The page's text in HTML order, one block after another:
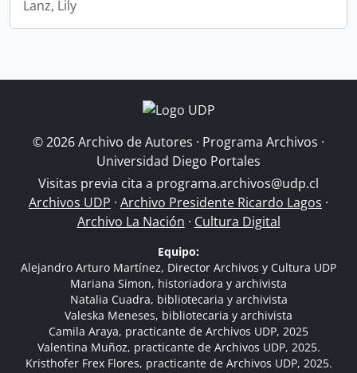
Lanz, Lily
© 2026 Archivo de Autores · Programa Archivos ·
Universidad Diego Portales
Visitas previa cita a programa.archivos@udp.cl
Archivos UDP · Archivo Presidente Ricardo Lagos ·
Archivo La Nación · Cultura Digital
Equipo:
Alejandro Arturo Martínez, Director Archivos y Cultura UDP
Mariana Simon, historiadora y archivista
Natalia Cuadra, bibliotecaria y archivista
Valeska Meneses, bibliotecaria y archivista
Camila Araya, practicante de Archivos UDP, 2025
Valentina Muñoz, practicante de Archivos UDP, 2025.
Kristhofer Frex Flores, practicante de Archivos UDP, 2025.